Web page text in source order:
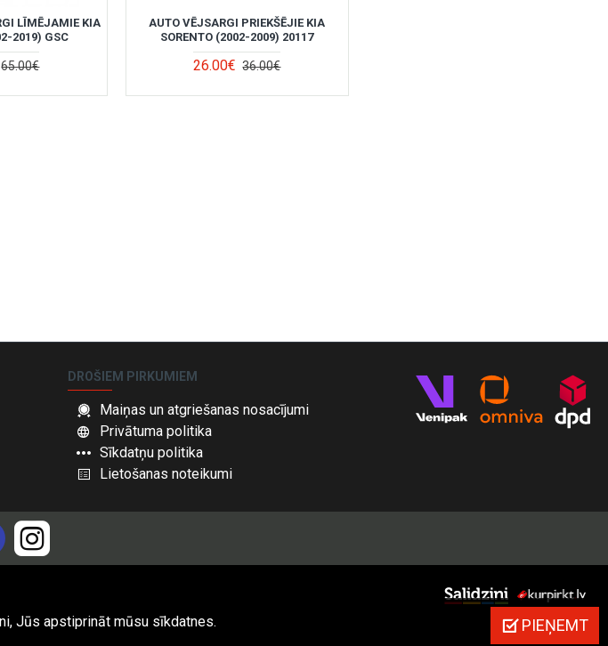
LĪMĒJAMIE KIA
2019) GSC
65.00€
AUTO VĒJSARGI PRIEKŠĒJIE KIA
SORENTO (2002-2009) 20117
26.00€ 36.00€
DROŠIEM PIRKUMIEM
Maiņas un atgriešanas nosacījumi
Privātuma politika
Sīkdatņu politika
Lietošanas noteikumi
PIEŅEMT
Jūs apstiprināt mūsu sīkdatnes.